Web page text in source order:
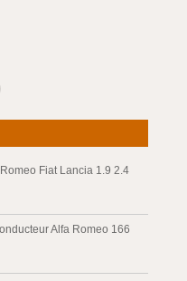
Fiat Lancia 1.9 2.4
Alfa Romeo 166